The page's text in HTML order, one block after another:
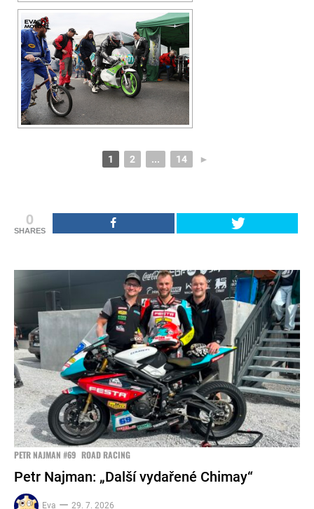
1 2 ... 14 ►
0
SHARES
PETR NAJMAN #69 ROAD RACING
Petr Najman: „Další vydařené Chimay“
Eva 29. 7. 2026